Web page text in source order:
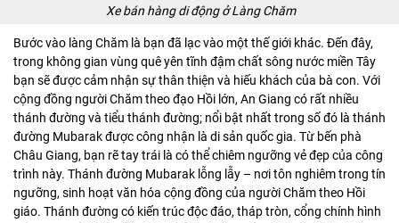
Xe bán hàng di động ở Làng Chăm
Bước vào làng Chăm là bạn đã lạc vào một thế giới khác. Đến đây,
trong không gian vùng quê yên tĩnh đậm chất sông nước miền Tây
bạn sẽ được cảm nhận sự thân thiện và hiếu khách của bà con. Với
cộng đồng người Chăm theo đạo Hồi lớn, An Giang có rất nhiều
thánh đường và tiểu thánh đường; nổi bật nhất trong số đó là thánh
đường Mubarak được công nhận là di sản quốc gia. Từ bến phà
Châu Giang, bạn rẽ tay trái là có thể chiêm ngưỡng vẻ đẹp của công
trình này. Thánh đường Mubarak lỗng lẫy – nơi tôn nghiêm trong tín
ngưỡng, sinh hoạt văn hóa cộng đồng của người Chăm theo Hồi
giáo. Thánh đường có kiến trúc độc đáo, tháp tròn, cổng chính hình